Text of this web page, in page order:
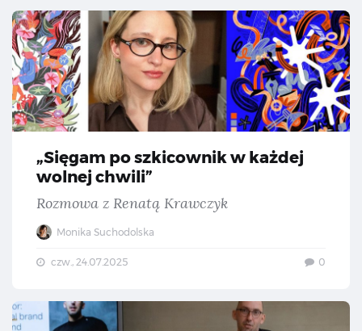
„Sięgam po szkicownik w każdej
wolnej chwili”
Rozmowa z Renatą Krawczyk
Monika Suchodolska
czw., 24.07.2025 0